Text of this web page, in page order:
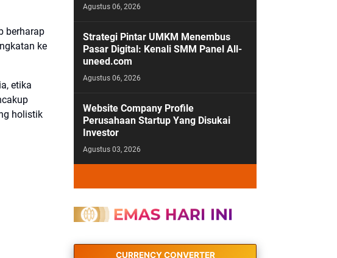
berharap
ke
etika
holistik
Agustus 06, 2026
Strategi Pintar UMKM Menembus
Pasar Digital: Kenali SMM Panel All-
uneed.com
Agustus 06, 2026
Website Company Profile
Perusahaan Startup Yang Disukai
Investor
Agustus 03, 2026